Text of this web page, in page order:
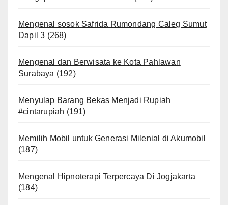
Mengenal sosok Safrida Rumondang Caleg Sumut
Dapil 3 (268)
Mengenal dan Berwisata ke Kota Pahlawan
Surabaya (192)
Menyulap Barang Bekas Menjadi Rupiah
#cintarupiah (191)
Memilih Mobil untuk Generasi Milenial di Akumobil
(187)
Mengenal Hipnoterapi Terpercaya Di Jogjakarta
(184)